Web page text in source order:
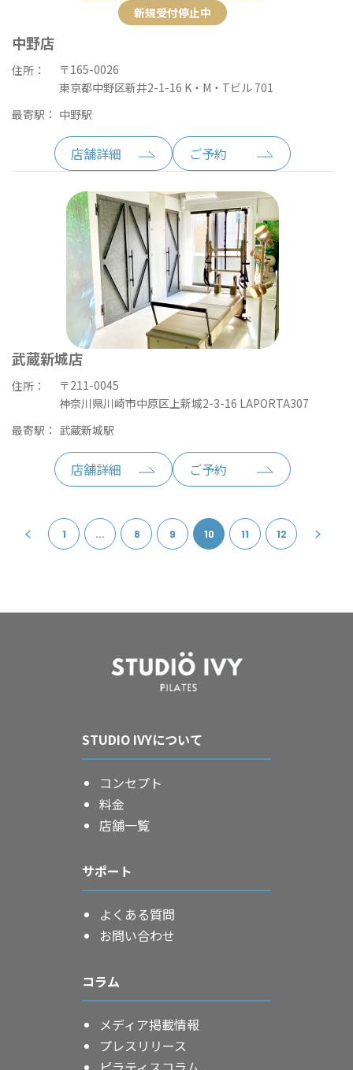
新規受付停止中
中野店
住所：
〒165-0026
東京都中野区新井2-1-16 K・M・Tビル 701
最寄駅： 中野駅
店舗詳細 ご予約
武蔵新城店
住所：
〒211-0045
神奈川県川崎市中原区上新城2-3-16 LAPORTA307
最寄駅： 武蔵新城駅
店舗詳細 ご予約
1 ... 8 9 10 11 12
STUDIO IVYについて
コンセプト
料金
店舗一覧
サポート
よくある質問
お問い合わせ
コラム
メディア掲載情報
プレスリリース